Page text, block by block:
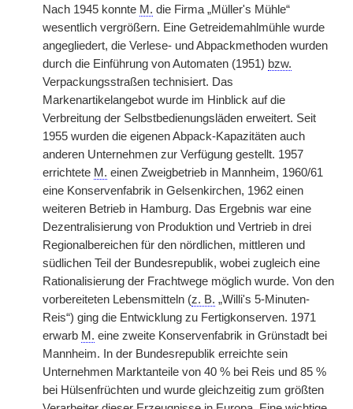
Nach 1945 konnte M. die Firma „Müller's Mühle“
wesentlich vergrößern. Eine Getreidemahlmühle wurde
angegliedert, die Verlese- und Abpackmethoden wurden
durch die Einführung von Automaten (1951) bzw.
Verpackungsstraßen technisiert. Das
Markenartikelangebot wurde im Hinblick auf die
Verbreitung der Selbstbedienungsläden erweitert. Seit
1955 wurden die eigenen Abpack-Kapazitäten auch
anderen Unternehmen zur Verfügung gestellt. 1957
errichtete M. einen Zweigbetrieb in Mannheim, 1960/61
eine Konservenfabrik in Gelsenkirchen, 1962 einen
weiteren Betrieb in Hamburg. Das Ergebnis war eine
Dezentralisierung von Produktion und Vertrieb in drei
Regionalbereichen für den nördlichen, mittleren und
südlichen Teil der Bundesrepublik, wobei zugleich eine
Rationalisierung der Frachtwege möglich wurde. Von den
vorbereiteten Lebensmitteln (z. B. „Willi's 5-Minuten-
Reis“) ging die Entwicklung zu Fertigkonserven. 1971
erwarb M. eine zweite Konservenfabrik in Grünstadt bei
Mannheim. In der Bundesrepublik erreichte sein
Unternehmen Marktanteile von 40 % bei Reis und 85 %
bei Hülsenfrüchten und wurde gleichzeitig zum größten